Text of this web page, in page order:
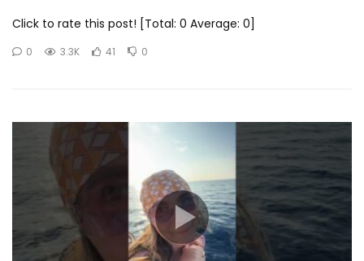
Click to rate this post! [Total: 0 Average: 0]
0 3.3K 41 0